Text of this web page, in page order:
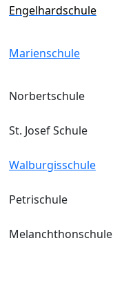
Engelhardschule
Marienschule
Norbertschule
St. Josef Schule
Walburgisschule
Petrischule
Melanchthonschule